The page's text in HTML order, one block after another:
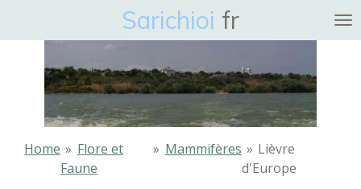
hoofdinhoud
Sarichioi fr
Home » Flore et
Faune
» Mammifères » Lièvre
d'Europe